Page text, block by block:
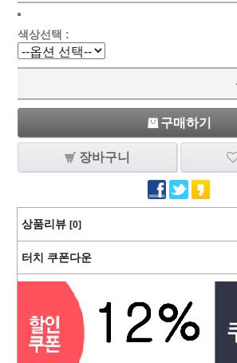
색상선택 :
구매하기
장바구니
상품리뷰 [0]
터치 쿠폰다운